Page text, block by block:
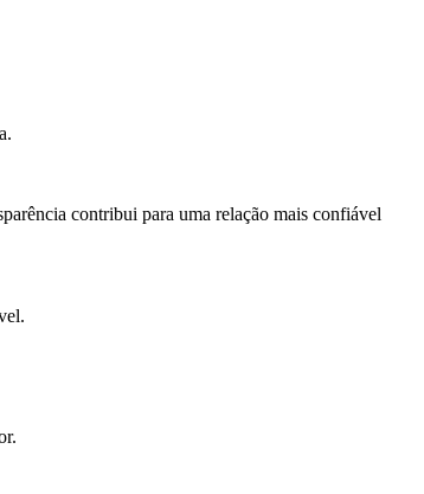
contribui para uma relação mais confiável